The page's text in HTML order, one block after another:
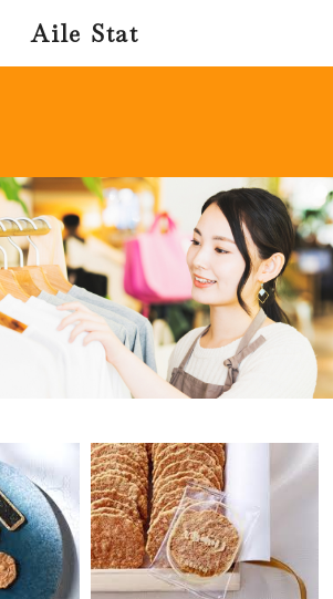
Aile Stat